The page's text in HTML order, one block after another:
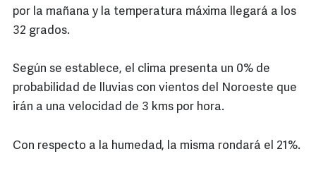
por la mañana y la temperatura máxima llegará a los
32 grados.
Según se establece, el clima presenta un 0% de
probabilidad de lluvias con vientos del Noroeste que
irán a una velocidad de 3 kms por hora.
Con respecto a la humedad, la misma rondará el 21%.